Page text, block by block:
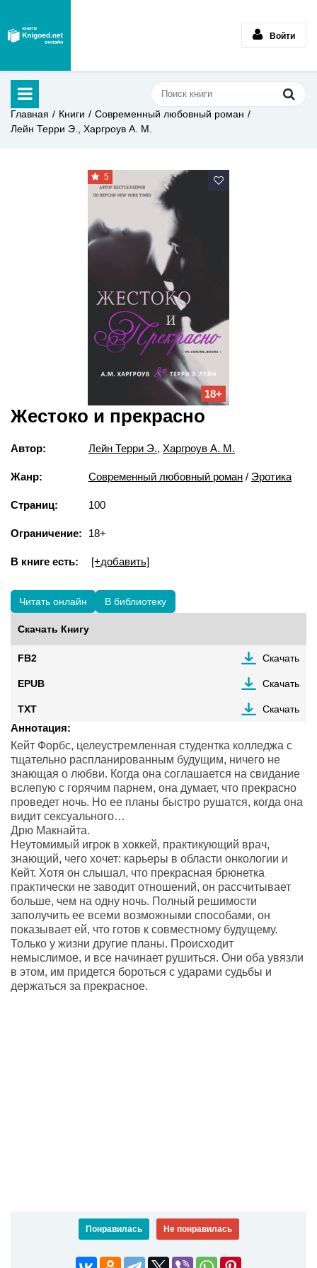
Войти
Главная Книги
Современный любовный роман
Лейн Терри Э., Харгроув А. М.
5
18+
Жестоко и прекрасно
Автор: Лейн Терри Э., Харгроув А. М.
Жанр: Современный любовный роман / Эротика
Страниц: 100
Ограничение: 18+
В книге есть: [+добавить]
Читать онлайн В библиотеку
Скачать Книгу
FB2 Скачать
EPUB Скачать
TXT Скачать
Аннотация:
Кейт Форбс, целеустремленная студентка колледжа с
тщательно распланированным будущим, ничего не
знающая о любви. Когда она соглашается на свидание
вслепую с горячим парнем, она думает, что прекрасно
проведет ночь. Но ее планы быстро рушатся, когда она
видит сексуального…
Дрю Макнайта.
Неутомимый игрок в хоккей, практикующий врач,
знающий, чего хочет: карьеры в области онкологии и
Кейт. Хотя он слышал, что прекрасная брюнетка
практически не заводит отношений, он рассчитывает
больше, чем на одну ночь. Полный решимости
заполучить ее всеми возможными способами, он
показывает ей, что готов к совместному будущему.
Только у жизни другие планы. Происходит
немыслимое, и все начинает рушиться. Они оба увязли
в этом, им придется бороться с ударами судьбы и
держаться за прекрасное.
Понравилась Не понравилась